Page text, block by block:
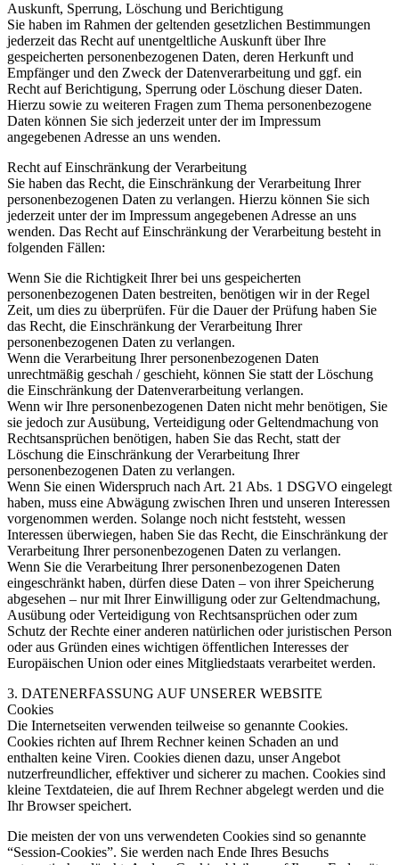
Auskunft, Sperrung, Löschung und Berichtigung
Sie haben im Rahmen der geltenden gesetzlichen Bestimmungen
jederzeit das Recht auf unentgeltliche Auskunft über Ihre
gespeicherten personenbezogenen Daten, deren Herkunft und
Empfänger und den Zweck der Datenverarbeitung und ggf. ein
Recht auf Berichtigung, Sperrung oder Löschung dieser Daten.
Hierzu sowie zu weiteren Fragen zum Thema personenbezogene
Daten können Sie sich jederzeit unter der im Impressum
angegebenen Adresse an uns wenden.
Recht auf Einschränkung der Verarbeitung
Sie haben das Recht, die Einschränkung der Verarbeitung Ihrer
personenbezogenen Daten zu verlangen. Hierzu können Sie sich
jederzeit unter der im Impressum angegebenen Adresse an uns
wenden. Das Recht auf Einschränkung der Verarbeitung besteht in
folgenden Fällen:
Wenn Sie die Richtigkeit Ihrer bei uns gespeicherten
personenbezogenen Daten bestreiten, benötigen wir in der Regel
Zeit, um dies zu überprüfen. Für die Dauer der Prüfung haben Sie
das Recht, die Einschränkung der Verarbeitung Ihrer
personenbezogenen Daten zu verlangen.
Wenn die Verarbeitung Ihrer personenbezogenen Daten
unrechtmäßig geschah / geschieht, können Sie statt der Löschung
die Einschränkung der Datenverarbeitung verlangen.
Wenn wir Ihre personenbezogenen Daten nicht mehr benötigen, Sie
sie jedoch zur Ausübung, Verteidigung oder Geltendmachung von
Rechtsansprüchen benötigen, haben Sie das Recht, statt der
Löschung die Einschränkung der Verarbeitung Ihrer
personenbezogenen Daten zu verlangen.
Wenn Sie einen Widerspruch nach Art. 21 Abs. 1 DSGVO eingelegt
haben, muss eine Abwägung zwischen Ihren und unseren Interessen
vorgenommen werden. Solange noch nicht feststeht, wessen
Interessen überwiegen, haben Sie das Recht, die Einschränkung der
Verarbeitung Ihrer personenbezogenen Daten zu verlangen.
Wenn Sie die Verarbeitung Ihrer personenbezogenen Daten
eingeschränkt haben, dürfen diese Daten – von ihrer Speicherung
abgesehen – nur mit Ihrer Einwilligung oder zur Geltendmachung,
Ausübung oder Verteidigung von Rechtsansprüchen oder zum
Schutz der Rechte einer anderen natürlichen oder juristischen Person
oder aus Gründen eines wichtigen öffentlichen Interesses der
Europäischen Union oder eines Mitgliedstaats verarbeitet werden.
3. DATENERFASSUNG AUF UNSERER WEBSITE
Cookies
Die Internetseiten verwenden teilweise so genannte Cookies.
Cookies richten auf Ihrem Rechner keinen Schaden an und
enthalten keine Viren. Cookies dienen dazu, unser Angebot
nutzerfreundlicher, effektiver und sicherer zu machen. Cookies sind
kleine Textdateien, die auf Ihrem Rechner abgelegt werden und die
Ihr Browser speichert.
Die meisten der von uns verwendeten Cookies sind so genannte
“Session-Cookies”. Sie werden nach Ende Ihres Besuchs